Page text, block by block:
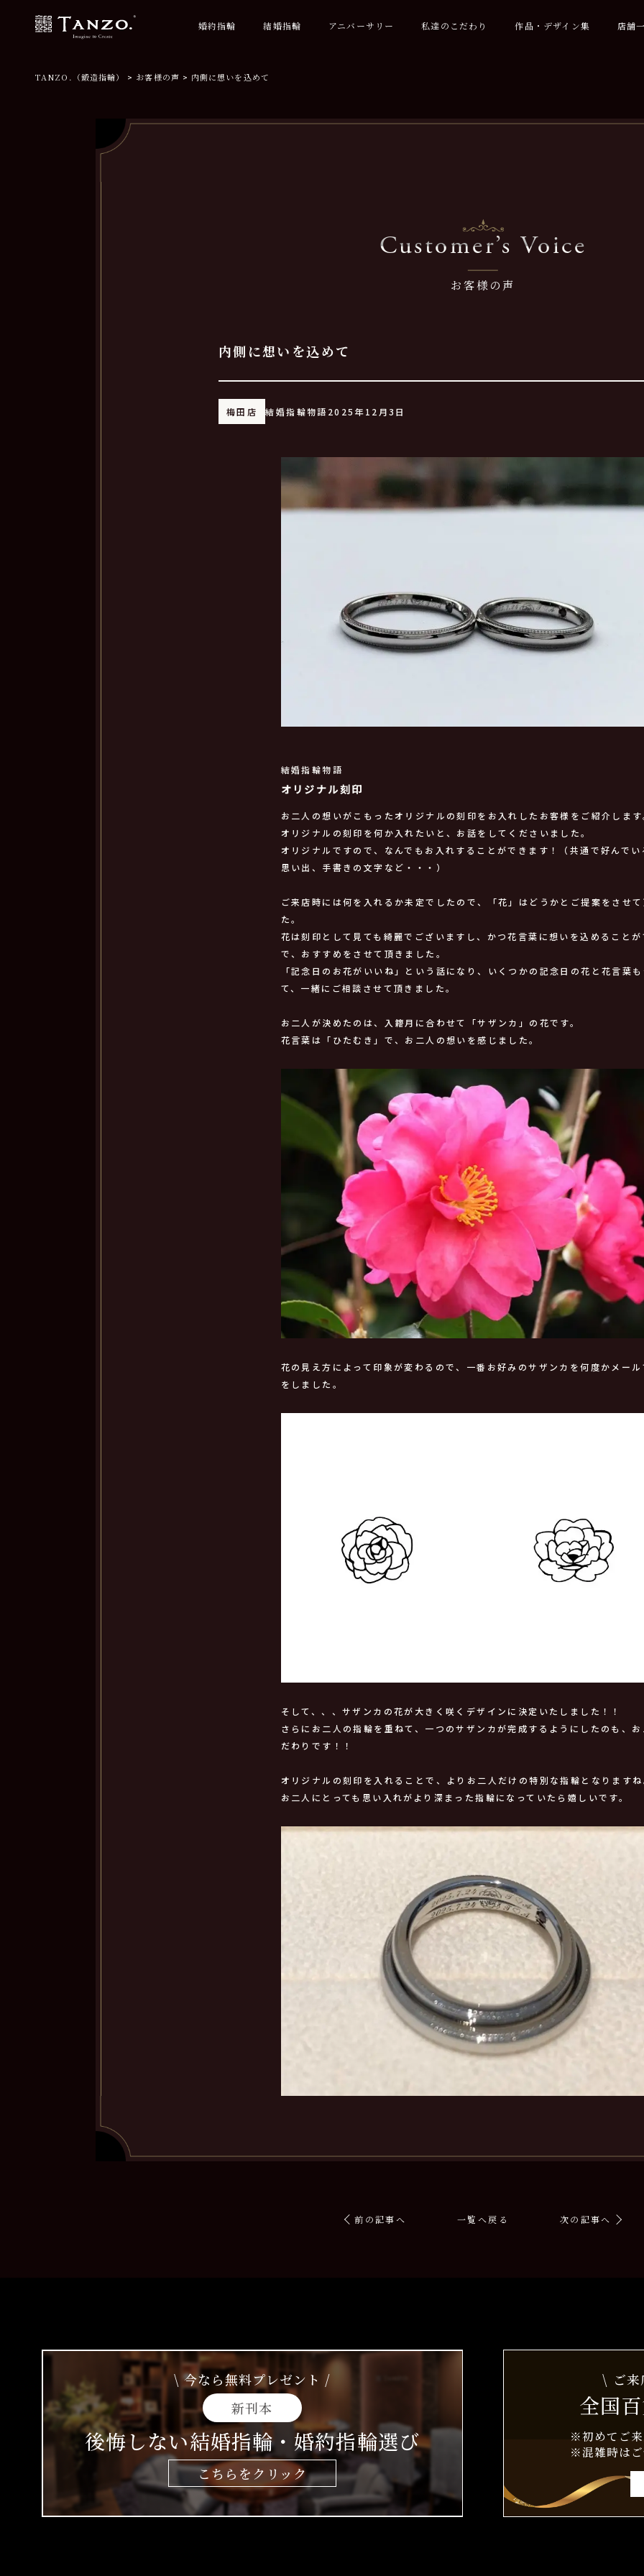
婚約指輪 結婚指輪 アニバーサリー 私達のこだわり 作品・デザイン集 店舗
TANZO.（鍛造指輪） お客様の声 内側に想いを込めて
Customer’s Voice
お客様の声
内側に想いを込めて
梅田店 結婚指輪物語 2025年12月3日
結婚指輪物語
オリジナル刻印
お二人の想いがこもったオリジナルの刻印をお入れしたお客様をご紹介しま
オリジナルの刻印を何か入れたいと、お話をしてくださいました。
オリジナルですので、なんでもお入れすることができます！（共通で好んで
思い出、手書きの文字など・・・）
ご来店時には何を入れるか未定でしたので、「花」はどうかとご提案をさせ
た。
花は刻印として見ても綺麗でございますし、かつ花言葉に想いを込めること
で、おすすめをさせて頂きました。
「記念日のお花がいいね」という話になり、いくつかの記念日の花と花言葉
て、一緒にご相談させて頂きました。
お二人が決めたのは、入籍月に合わせて「サザンカ」の花です。
花言葉は「ひたむき」で、お二人の想いを感じました。
花の見え方によって印象が変わるので、一番お好みのサザンカを何度かメー
をしました。
そして、、、サザンカの花が大きく咲くデザインに決定いたしました！！
さらにお二人の指輪を重ねて、一つのサザンカが完成するようにしたのも、
だわりです！！
オリジナルの刻印を入れることで、よりお二人だけの特別な指輪となります
お二人にとっても思い入れがより深まった指輪になっていたら嬉しいです。
前の記事へ 一覧へ戻る 次の記事へ
\ 今なら無料プレゼント /
新刊本
後悔しない結婚指輪・婚約指輪選び
こちらをクリック
\ ご来
全国
※初めてご
※混雑時は